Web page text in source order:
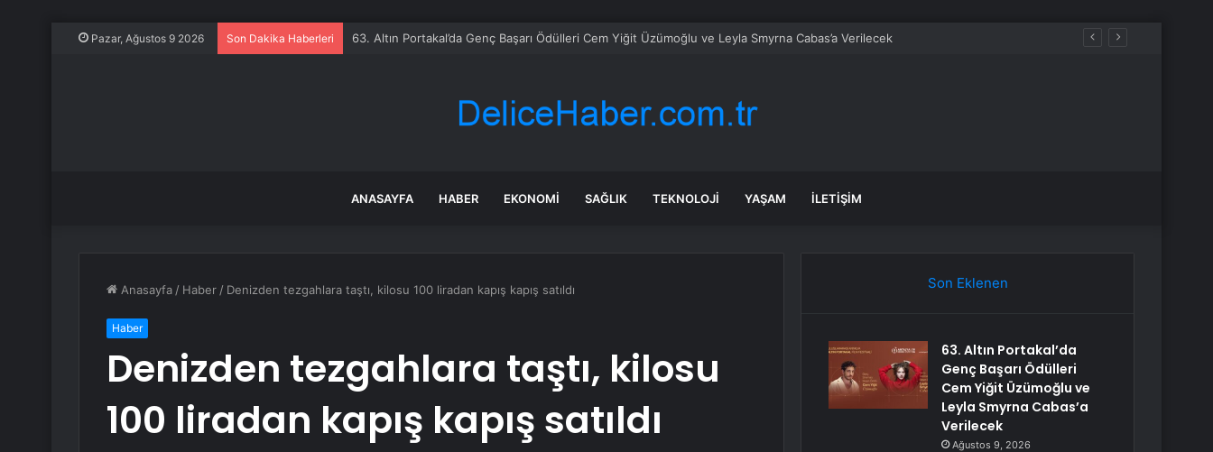
Pazar, Ağustos 9 2026 Son Dakika Haberleri Rusya: Ukrayna saldırılarında 86 sivil öldü
ANASAYFA HABER EKONOMI SAĞLIK TEKNOLOJI YAŞAM İLETIŞIM
Anasayfa / Haber / Denizden tezgahlara taştı, kilosu 100 liradan kapış kapış satıldı
Haber
Denizden tezgahlara taştı, kilosu
100 liradan kapış kapış satıldı
Son Eklenen
63. Altın Portakal’da
Genç Başarı Ödülleri
Cem Yiğit Üzümoğlu ve
Leyla Smyrna Cabas’a
Verilecek
Ağustos 9, 2026